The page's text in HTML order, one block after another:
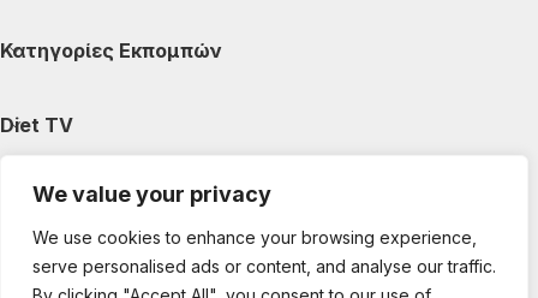
We value your privacy
We use cookies to enhance your browsing experience,
serve personalised ads or content, and analyse our traffic.
Κατηγορίες Εκπομπών
Diet TV
Κατηγορίες Άρθρων
Ακολουθήστε μας